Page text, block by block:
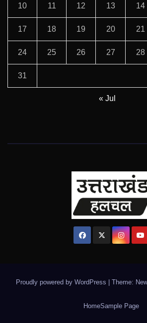
10 11 12 13 14
17 18 19 20 21
24 25 26 27 28
31
« Jul
Proudly powered by WordPress Theme:
HomeSample Page